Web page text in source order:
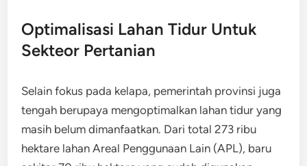
Optimalisasi Lahan Tidur Untuk
Sekteor Pertanian
Selain fokus pada kelapa, pemerintah provinsi juga
tengah berupaya mengoptimalkan lahan tidur yang
masih belum dimanfaatkan. Dari total 273 ribu
hektare lahan Areal Penggunaan Lain (APL), baru